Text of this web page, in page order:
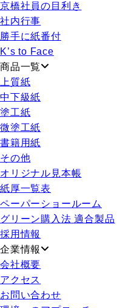
京橋社員の目利き
社内行事
勝手に紙番付
K’s to Face
商品一覧
上質紙
中下級紙
塗工紙
微塗工紙
書籍用紙
その他
オリジナル見本帳
紙厚一覧表
ペーパーショールーム
グリーン購入法 適合製品
採用情報
企業情報
会社概要
アクセス
お問い合わせ